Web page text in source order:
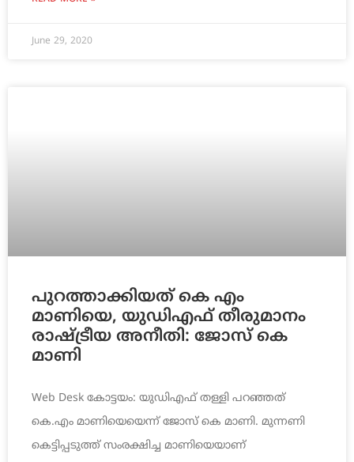
June 29, 2020
പുറത്താക്കിയത് കെ എം
മാണിയെ, യുഡിഎഫ് തീരുമാനം
രാഷ്ട്രീയ അനീതി: ജോസ് കെ
മാണി
Web Desk കോട്ടയം: യുഡിഎഫ് തള്ളി പറഞ്ഞത്
കെ.എം മാണിയെയെന്ന് ജോസ് കെ മാണി. മുന്നണി
കെട്ടിപ്പടുത്ത് സംരക്ഷിച്ച മാണിയെയാണ്